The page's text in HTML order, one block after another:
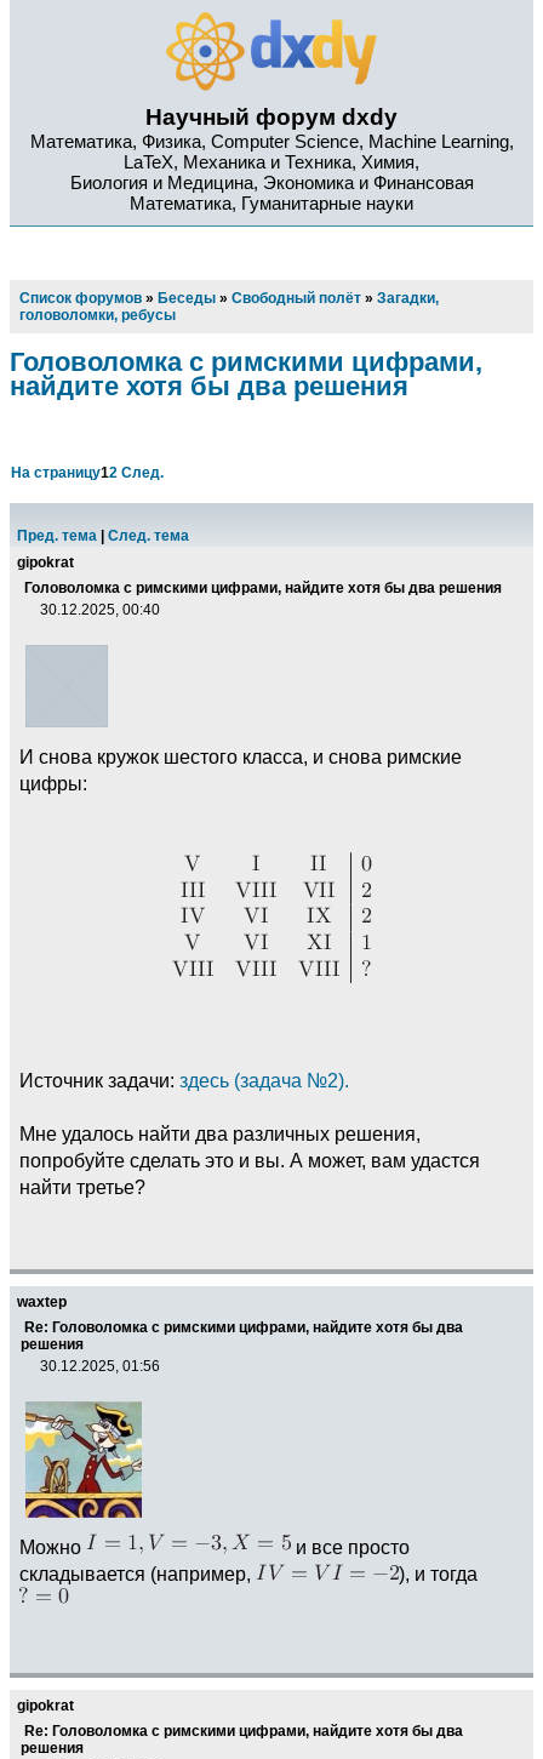
Научный форум dxdy
Математика, Физика, Computer Science, Machine Learning,
LaTeX, Механика и Техника, Химия,
Биология и Медицина, Экономика и Финансовая
Математика, Гуманитарные науки
Список форумов » Беседы » Свободный полёт » Загадки,
головоломки, ребусы
Головоломка с римскими цифрами,
найдите хотя бы два решения
На страницу12 След.
Пред. тема
След. тема
gipokrat
Головоломка с римскими цифрами, найдите хотя бы два решения
30.12.2025, 00:40
И снова кружок шестого класса, и снова римские
цифры:
Источник задачи: здесь (задача №2).
Мне удалось найти два различных решения,
попробуйте сделать это и вы. А может, вам удастся
найти третье?
waxtep
Re: Головоломка с римскими цифрами, найдите хотя бы два
решения
30.12.2025, 01:56
Можно
и все просто
складывается (например,
), и тогда
gipokrat
Re: Головоломка с римскими цифрами, найдите хотя бы два
решения